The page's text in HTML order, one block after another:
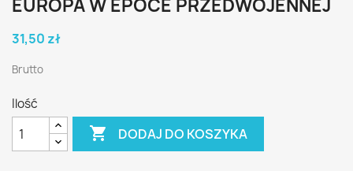
EUROPA W EPOCE PRZEDWOJENNEJ
31,50 zł
Brutto
Ilość
 DODAJ DO KOSZYKA